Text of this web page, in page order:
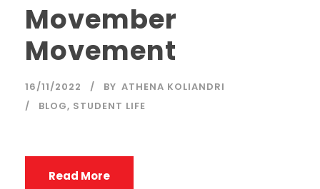
Movember
Movement
16/11/2022 BY ATHENA KOLIANDRI
BLOG, STUDENT LIFE
Read More